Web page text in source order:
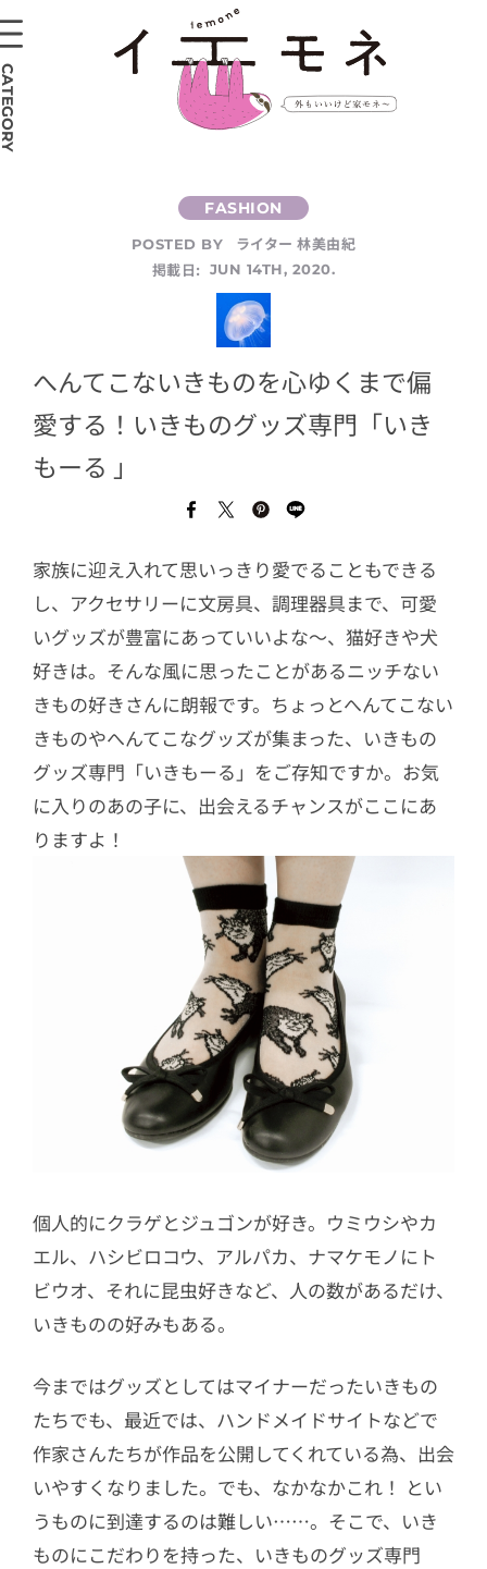
POSTED BY
ライター 林美由紀
掲載日:
JUN 14TH, 2020.
へんてこないきものを心ゆくまで偏
愛する！いきものグッズ専門「いき
もーる 」
家族に迎え入れて思いっきり愛でることもできる
し、アクセサリーに文房具、調理器具まで、可愛
いグッズが豊富にあっていいよな～、猫好きや犬
好きは。そんな風に思ったことがあるニッチない
きもの好きさんに朗報です。ちょっとへんてこない
きものやへんてこなグッズが集まった、いきもの
グッズ専門「いきもーる」をご存知ですか。お気
に入りのあの子に、出会えるチャンスがここにあ
りますよ！
個人的にクラゲとジュゴンが好き。ウミウシやカ
エル、ハシビロコウ、アルパカ、ナマケモノにト
ビウオ、それに昆虫好きなど、人の数があるだけ、
いきものの好みもある。
今まではグッズとしてはマイナーだったいきもの
たちでも、最近では、ハンドメイドサイトなどで
作家さんたちが作品を公開してくれている為、出会
いやすくなりました。でも、なかなかこれ！ とい
うものに到達するのは難しい……。そこで、いき
ものにこだわりを持った、いきものグッズ専門